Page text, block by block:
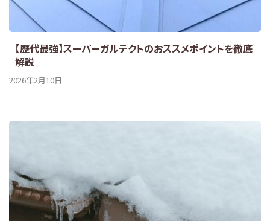
【歴代最強】スーパーガルテクトのおススメポイントを徹底
解説
2026年2月10日